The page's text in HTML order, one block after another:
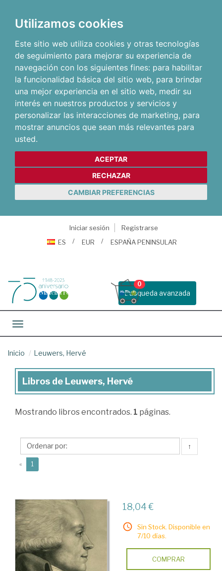
Utilizamos cookies
Este sitio web utiliza cookies y otras tecnologías
de seguimiento para mejorar su experiencia de
navegación con los siguientes fines: para habilitar
la funcionalidad básica del sitio web, para brindar
una mejor experiencia en el sitio web, medir su
interés en nuestros productos y servicios y
personalizar las interacciones de marketing, para
mostrar anuncios que sean más relevantes para
usted.
ACEPTAR
RECHAZAR
CAMBIAR PREFERENCIAS
Iniciar sesión
Registrarse
ES
EUR ESPAÑA PENINSULAR
Busqueda avanzada
0
Toggle navigation
Inicio Leuwers, Hervé
Libros
Leuwers,
Libros de Leuwers, Hervé
Mostrando libros encontrados. 1 páginas.
↑
« 1
18,04 €
Sin Stock. Disponible en
7/10 días.
COMPRAR